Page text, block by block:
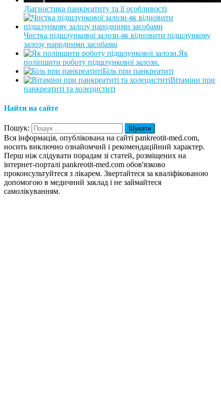
Діагностика панкреатиту та її особливості
Чистка підшлункової залози-як відновити підшлункову
залозу народними засобами
Як
поліпшити роботу підшлункової залози.
Біль при панкреатиті
Вітаміни при
панкреатиті та холециститі
Найти на сайте
Пошук:
Вся інформація, опублікована на сайті pankreotit-med.com,
носить виключно ознайомчий і рекомендаційний характер.
Перш ніж слідувати порадам зі статей, розміщених на
інтернет-порталі pankreotit-med.com обов'язково
проконсультуйтеся з лікарем. Звертайтеся за кваліфікованою
допомогою в медичний заклад і не займайтеся
самолікуванням.